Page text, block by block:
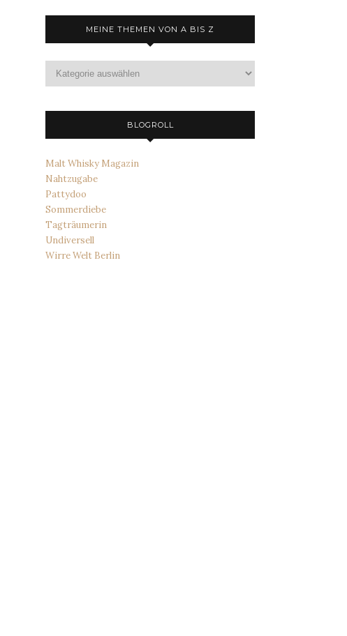
MEINE THEMEN VON A BIS Z
Themen
BLOGROLL
Malt Whisky Magazin
Nahtzugabe
Pattydoo
Sommerdiebe
Tagträumerin
Undiversell
Wirre Welt Berlin